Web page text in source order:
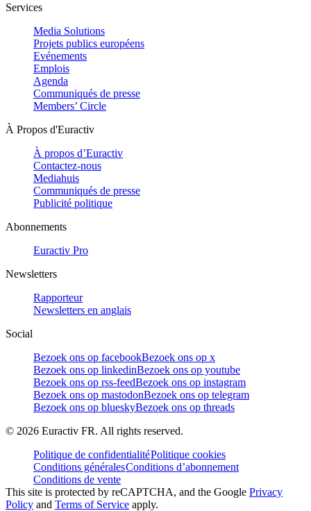
Services
Media Solutions
Projets publics européens
Evénements
Emplois
Agenda
Communiqués de presse
Members’ Circle
À Propos d'Euractiv
À propos d’Euractiv
Contactez-nous
Mediahuis
Communiqués de presse
Publicité politique
Abonnements
Euractiv Pro
Newsletters
Rapporteur
Newsletters en anglais
Social
Bezoek ons op facebookBezoek ons op x
Bezoek ons op linkedinBezoek ons op youtube
Bezoek ons op rss-feedBezoek ons op instagram
Bezoek ons op mastodonBezoek ons op telegram
Bezoek ons op blueskyBezoek ons op threads
© 2026 Euractiv FR. All rights reserved.
Politique de confidentialitéPolitique cookies
Conditions généralesConditions d’abonnement
Conditions de vente
This site is protected by reCAPTCHA, and the Google Privacy
Policy and Terms of Service apply.